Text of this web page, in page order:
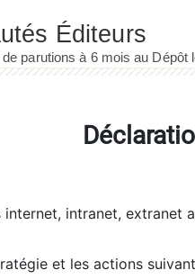
internet, intranet,
et les actions